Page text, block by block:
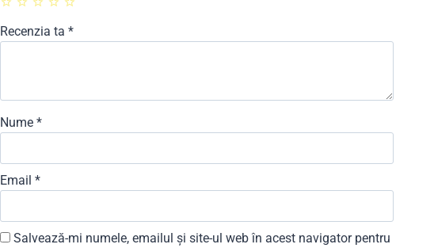
Recenzia ta*
Nume*
Email*
Salvează-mi numele, emailul și site-ul web în acest navigator pentru